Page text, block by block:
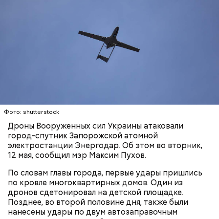
Фото: shutterstock
Дроны Вооруженных сил Украины атаковали
город-спутник Запорожской атомной
электростанции Энергодар. Об этом во вторник,
12 мая, сообщил мэр Максим Пухов.
По словам главы города, первые удары пришлись
по кровле многоквартирных домов. Один из
дронов сдетонировал на детской площадке.
Позднее, во второй половине дня, также были
нанесены удары по двум автозаправочным
Родственники обналичивали деньги и возвращали
их Гасанову. А чтобы пользоваться деньгами и не
вызвать подозрений у налоговой, Гасанов либо
распределял их между еще несколькими счетами,
либопокупал на них квартиры.
реанимировали, и там он скончался, — рассказывал
Видео: пресс-служба ГСУ СК по Московской области